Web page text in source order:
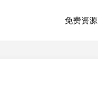
免费资源